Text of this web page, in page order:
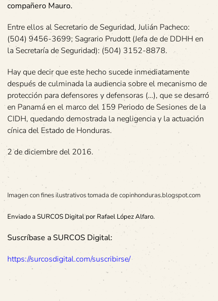
compañero Mauro.
Entre ellos al Secretario de Seguridad, Julián Pacheco:
(504) 9456-3699; Sagrario Prudott (Jefa de de DDHH en
la Secretaría de Seguridad): (504) 3152-8878.
Hay que decir que este hecho sucede inmediatamente
después de culminada la audiencia sobre el mecanismo de
protección para defensores y defensoras (…), que se desarró
en Panamá en el marco del 159 Periodo de Sesiones de la
CIDH, quedando demostrada la negligencia y la actuación
cínica del Estado de Honduras.
2 de diciembre del 2016.
Imagen con fines ilustrativos tomada de copinhonduras.blogspot.com
Enviado a SURCOS Digital por Rafael López Alfaro.
Suscríbase a SURCOS Digital:
https://surcosdigital.com/suscribirse/